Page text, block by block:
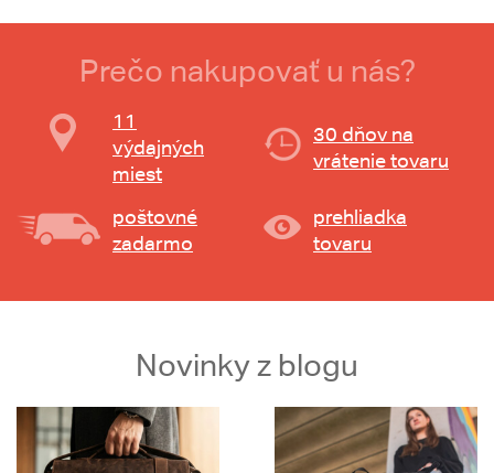
Prečo nakupovať u nás?
11
výdajných
miest
30 dňov na
vrátenie tovaru
poštovné
zadarmo
prehliadka
tovaru
Novinky z blogu